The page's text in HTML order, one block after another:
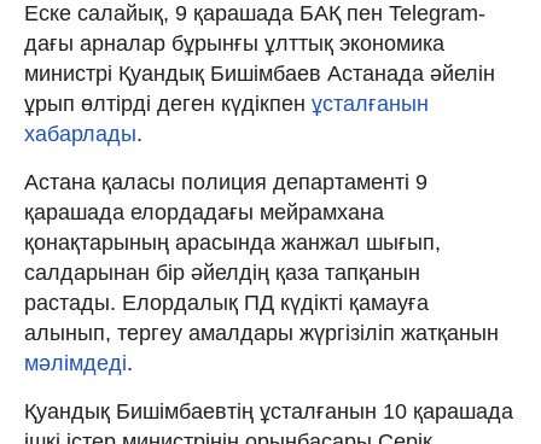
Еске салайық, 9 қарашада БАҚ пен Telegram-
дағы арналар бұрынғы ұлттық экономика
министрі Қуандық Бишімбаев Астанада әйелін
ұрып өлтірді деген күдікпен ұсталғанын
хабарлады.
Астана қаласы полиция департаменті 9
қарашада елордадағы мейрамхана
қонақтарының арасында жанжал шығып,
салдарынан бір әйелдің қаза тапқанын
растады. Елордалық ПД күдікті қамауға
алынып, тергеу амалдары жүргізіліп жатқанын
мәлімдеді.
Қуандық Бишімбаевтің ұсталғанын 10 қарашада